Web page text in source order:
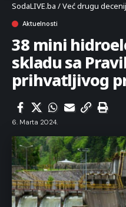
SodaLIVE.ba / Već drugu
Aktuelnosti
38 mini
skladu sa
prihvatljivog
6. Marta 2024.